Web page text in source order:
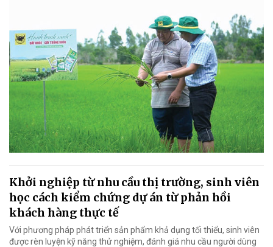
Khởi nghiệp từ nhu cầu thị trường, sinh viên
học cách kiểm chứng dự án từ phản hồi
khách hàng thực tế
Với phương pháp phát triển sản phẩm khả dụng tối thiểu, sinh viên
được rèn luyện kỹ năng thử nghiệm, đánh giá nhu cầu người dùng